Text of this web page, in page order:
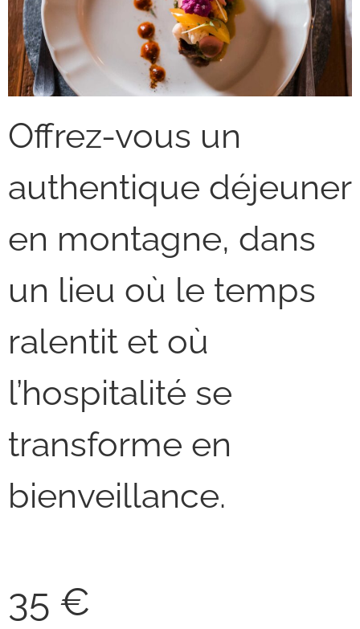
Offrez-vous un
authentique déjeuner
en montagne, dans
un lieu où le temps
ralentit et où
l’hospitalité se
transforme en
bienveillance.
35 €